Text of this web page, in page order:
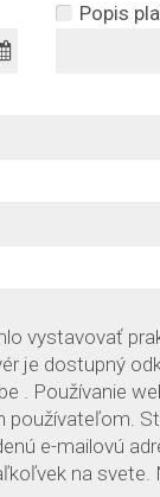
Popis
vystavovať
je dostupný
. Používanie
používateľom.
e-mailovú
na